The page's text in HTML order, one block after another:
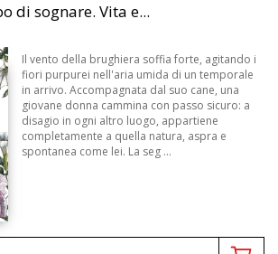
di sognare. Vita e...
Il vento della brughiera soffia forte, agitando i
fiori purpurei nell'aria umida di un temporale
in arrivo. Accompagnata dal suo cane, una
giovane donna cammina con passo sicuro: a
disagio in ogni altro luogo, appartiene
completamente a quella natura, aspra e
spontanea come lei. La seg ...